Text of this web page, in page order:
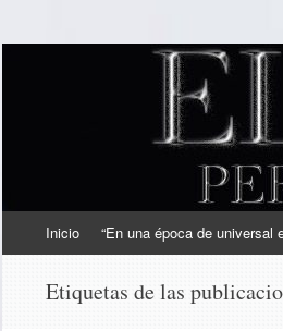
EL SINDICAL
Periodismo Inteligente
al
Inicio “En una época de universal
Etiquetas de las